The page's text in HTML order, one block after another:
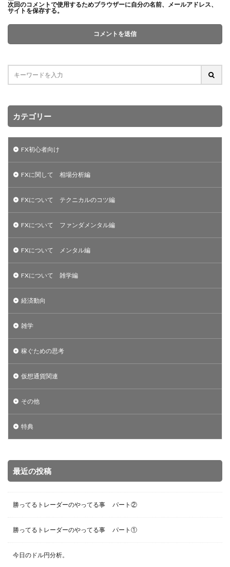
次回のコメントで使用するためブラウザーに自分の名前、メールアドレス、
サイトを保存する。
カテゴリー
FX初心者向け
FXに関して 相場分析編
FXについて テクニカルのコツ編
FXについて ファンダメンタル編
FXについて メンタル編
FXについて 雑学編
経済動向
雑学
稼ぐための思考
仮想通貨関連
その他
特典
最近の投稿
勝ってるトレーダーのやってる事 パート②
勝ってるトレーダーのやってる事 パート①
今日のドル円分析。